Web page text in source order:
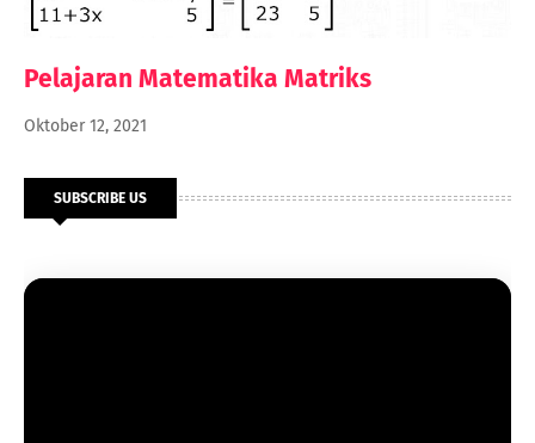
Pelajaran Matematika Matriks
Oktober 12, 2021
SUBSCRIBE US